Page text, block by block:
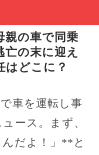
親の車で同乗
の末に迎え
はどこに？
車を運転し事
ース。まず、
だよ！」**と